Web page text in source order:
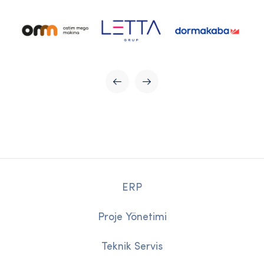
ERP
Proje Yönetimi
Teknik Servis